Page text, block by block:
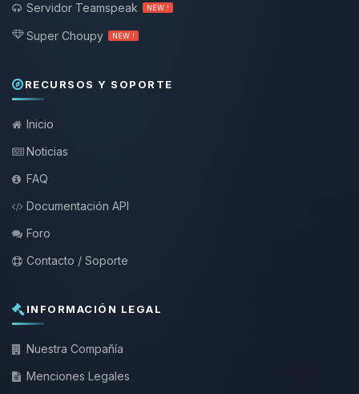
Servidor Teamspeak
NEW !
Super Choupy NEW !
RECURSOS Y SOPORTE
Inicio
Noticias
FAQ
Documentación API
Foro
Contacto / Soporte
INFORMACIÓN LEGAL
Nuestra Compañía
Menciones Legales